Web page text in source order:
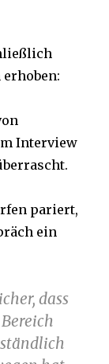
Interview
pariert,
ein
dass